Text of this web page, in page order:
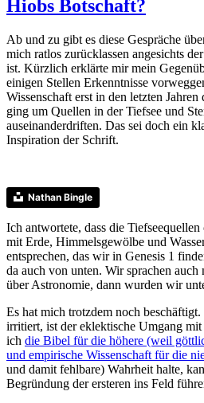
Hiobs Botschaft?
Ab und zu gibt es diese Gespräche
mich ratlos zurücklassen angesichts
ist. Kürzlich erklärte mir mein
einigen Stellen Erkenntnisse
Wissenschaft erst in den letzten
ging um Quellen in der Tiefsee und
auseinanderdriften. Das sei doch ein
Inspiration der Schrift.
Nathan Bingle
Ich antwortete, dass die
mit Erde, Himmelsgewölbe und
entsprechen, das wir in Genesis 1
da auch von unten. Wir sprachen
über Astronomie, dann wurden wir
Es hat mich trotzdem noch
irritiert, ist der eklektische Umgang
ich die Bibel für die höhere (weil
und empirische Wissenschaft für die
und damit fehlbare) Wahrheit halte,
Begründung der ersteren ins Feld